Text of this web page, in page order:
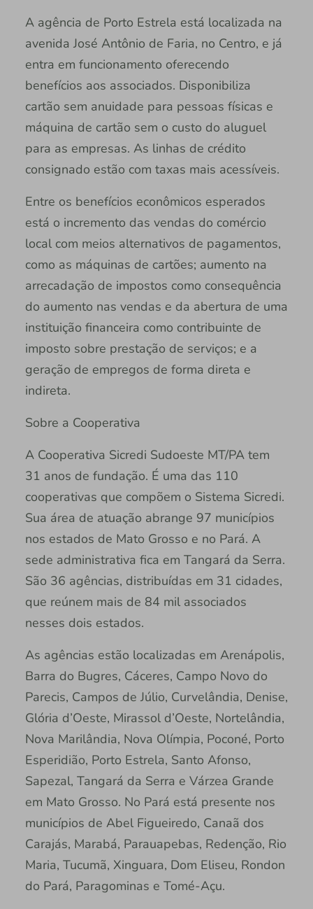
A agência de Porto Estrela está localizada na
avenida José Antônio de Faria, no Centro, e já
entra em funcionamento oferecendo
benefícios aos associados. Disponibiliza
cartão sem anuidade para pessoas físicas e
máquina de cartão sem o custo do aluguel
para as empresas. As linhas de crédito
consignado estão com taxas mais acessíveis.
Entre os benefícios econômicos esperados
está o incremento das vendas do comércio
local com meios alternativos de pagamentos,
como as máquinas de cartões; aumento na
arrecadação de impostos como consequência
do aumento nas vendas e da abertura de uma
instituição financeira como contribuinte de
imposto sobre prestação de serviços; e a
geração de empregos de forma direta e
indireta.
Sobre a Cooperativa
A Cooperativa Sicredi Sudoeste MT/PA tem
31 anos de fundação. É uma das 110
cooperativas que compõem o Sistema Sicredi.
Sua área de atuação abrange 97 municípios
nos estados de Mato Grosso e no Pará. A
sede administrativa fica em Tangará da Serra.
São 36 agências, distribuídas em 31 cidades,
que reúnem mais de 84 mil associados
nesses dois estados.
As agências estão localizadas em Arenápolis,
Barra do Bugres, Cáceres, Campo Novo do
Parecis, Campos de Júlio, Curvelândia, Denise,
Glória d’Oeste, Mirassol d’Oeste, Nortelândia,
Nova Marilândia, Nova Olímpia, Poconé, Porto
Esperidião, Porto Estrela, Santo Afonso,
Sapezal, Tangará da Serra e Várzea Grande
em Mato Grosso. No Pará está presente nos
municípios de Abel Figueiredo, Canaã dos
Carajás, Marabá, Parauapebas, Redenção, Rio
Maria, Tucumã, Xinguara, Dom Eliseu, Rondon
do Pará, Paragominas e Tomé-Açu.